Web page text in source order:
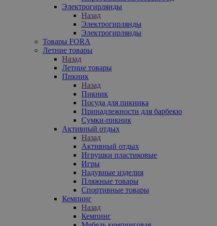
Электрогирлянды
Назад
Электрогирлянды
Электрогирлянды
Товары FORA
Летние товары
Назад
Летние товары
Пикник
Назад
Пикник
Посуда для пикника
Принадлежности для барбекю
Сумки-пикник
Активный отдых
Назад
Активный отдых
Игрушки пластиковые
Игры
Надувные изделия
Пляжные товары
Спортивные товары
Кемпинг
Назад
Кемпинг